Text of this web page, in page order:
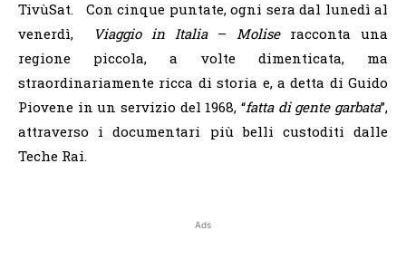
TivùSat. Con cinque puntate, ogni sera dal lunedì al
venerdì,
Viaggio in Italia– Molise racconta una
regione piccola, a volte dimenticata, ma
straordinariamente ricca di storia e, a detta di Guido
Piovene in un servizio del 1968, “fatta di gente garbata”,
attraverso i documentari più belli custoditi dalle
Teche Rai.
Ads